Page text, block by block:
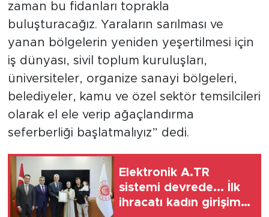
zaman bu fidanları toprakla
buluşturacağız. Yaraların sarılması ve
yanan bölgelerin yeniden yeşertilmesi için
iş dünyası, sivil toplum kuruluşları,
üniversiteler, organize sanayi bölgeleri,
belediyeler, kamu ve özel sektör temsilcileri
olarak el ele verip ağaçlandırma
seferberliği başlatmalıyız” dedi.
Elektronik A.TR
sistemi devrede... İlk
ihracatı kadın girişimci